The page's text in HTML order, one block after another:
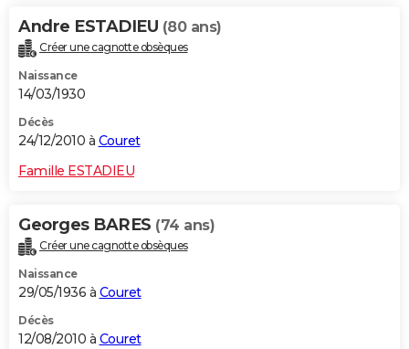
Andre ESTADIEU (80 ans)
Créer une cagnotte obsèques
Naissance
14/03/1930
Décès
24/12/2010 à Couret
Famille ESTADIEU
Georges BARES (74 ans)
Créer une cagnotte obsèques
Naissance
29/05/1936 à Couret
Décès
12/08/2010 à Couret